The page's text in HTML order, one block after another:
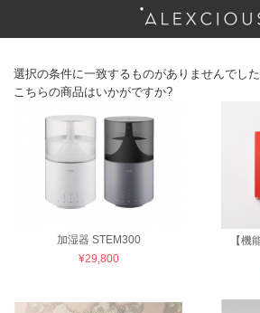
選択の条件に一致するものがありませんでした
こちらの商品はいかがですか?
加湿器 STEM300
¥29,800
【機